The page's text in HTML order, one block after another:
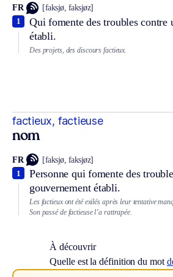
FR [faksjø, faksjøz]
Qui fomente des troubles contre
établi.
1
Des projets, des discours factieux.
factieux, factieuse
nom
FR [faksjø, faksjøz]
Personne qui fomente des
gouvernement établi.
1
Les factieux ont été exilés après leur tentative
Son passé de factieuse l’a rattrapée.
À découvrir
Quelle est la définition du mot